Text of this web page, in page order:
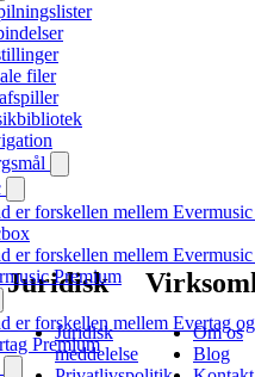
filer
er forskellen mellem
er forskellen mellem
Premium
er forskellen mellem Evertag og
Premium
Juridisk
Juridisk
meddelelse
Om os
Blog